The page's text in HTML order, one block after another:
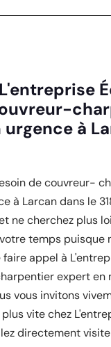
à
de couvreur-
à Larcan dans le
ne cherchez plus
temps puisque
appel à
expert en
vous invitons
vite chez
directement